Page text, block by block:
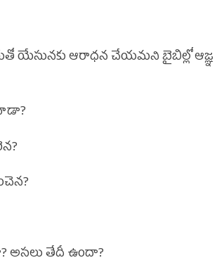
యేసునకు ఆరాధన చేయమని బైబిల్లో ఆజ్ఞ
అసలు తేదీ ఉందా?